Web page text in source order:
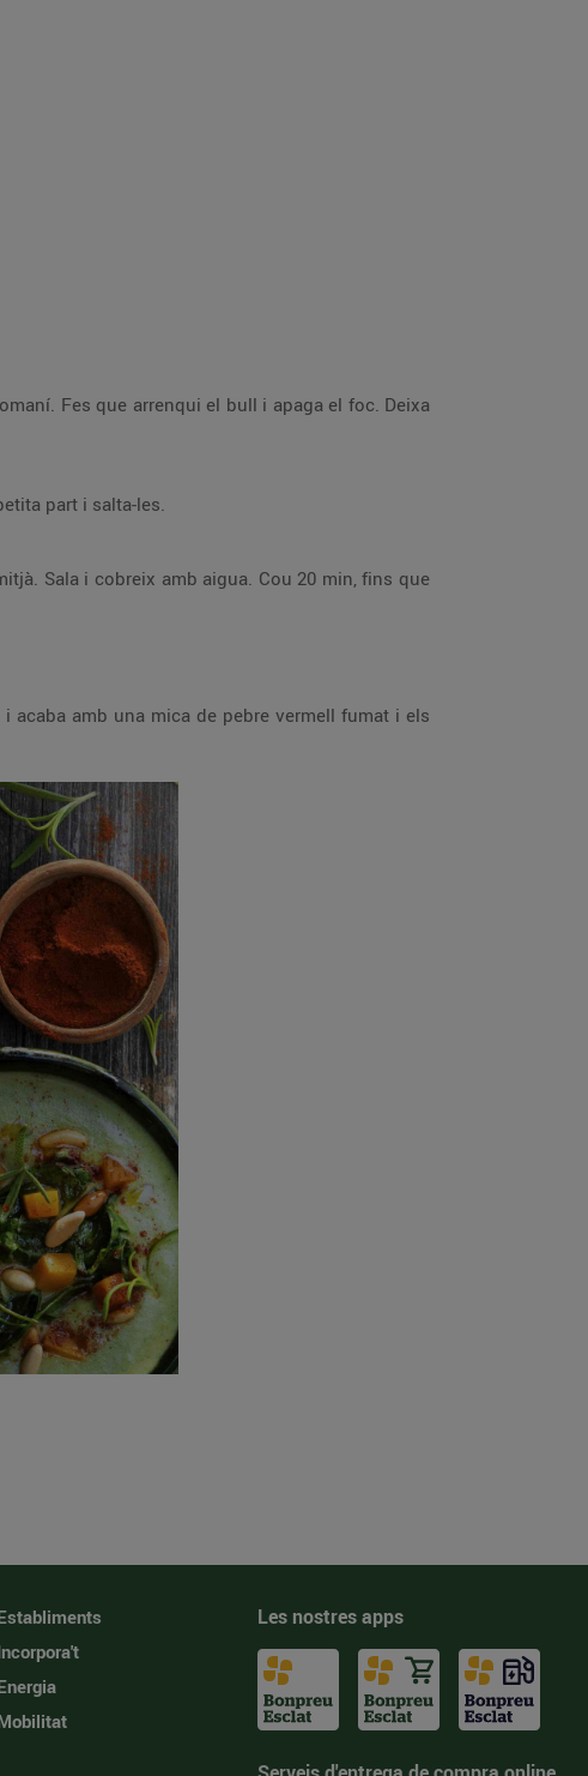
Fes que arrenqui el bull i apaga el foc. Deixa
part i salta-les.
Sala i cobreix amb aigua. Cou 20 min, fins que
acaba amb una mica de pebre vermell fumat i els
Les nostres apps